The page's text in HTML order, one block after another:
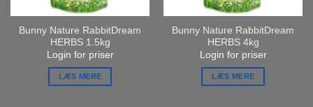
Bunny Nature RabbitDream
HERBS 1.5kg
Login for priser
LÆS MERE
Bunny Nature RabbitDream
HERBS 4kg
Login for priser
LÆS MERE